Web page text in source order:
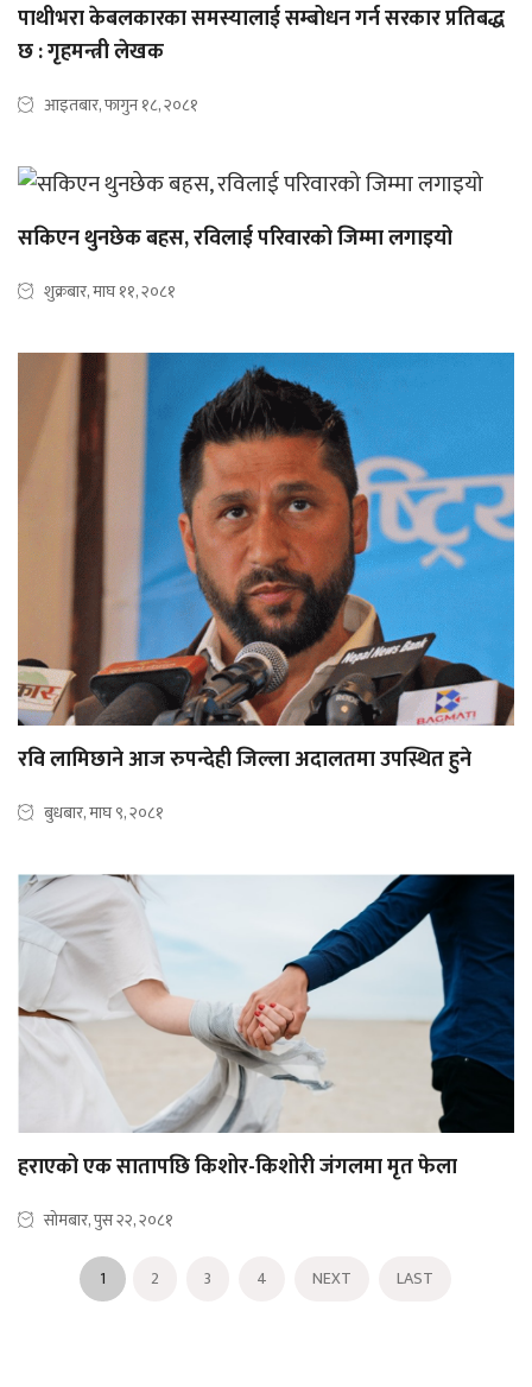
पाथीभरा केबलकारका समस्यालाई सम्बोधन गर्न सरकार प्रतिबद्ध
छ : गृहमन्त्री लेखक
आइतबार, फागुन १८, २०८१
सकिएन थुनछेक बहस, रविलाई परिवारको जिम्मा लगाइयो
शुक्रबार, माघ ११, २०८१
रवि लामिछाने आज रुपन्देही जिल्ला अदालतमा उपस्थित हुने
बुधबार, माघ ९, २०८१
हराएको एक सातापछि किशोर-किशोरी जंगलमा मृत फेला
सोमबार, पुस २२, २०८१
1 2 3 4 NEXT LAST